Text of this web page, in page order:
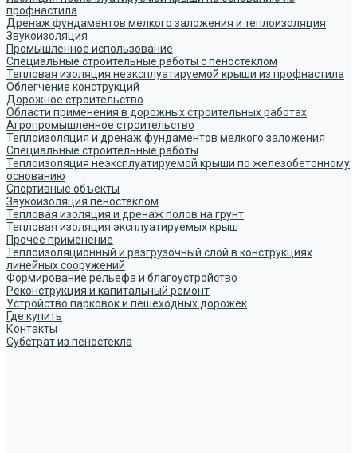
профнастила
Дренаж фундаментов мелкого заложения и теплоизоляция
Звукоизоляция
Промышленное использование
Специальные строительные работы с пеностеклом
Тепловая изоляция неэксплуатируемой крыши из профнастила
Облегчение конструкций
Дорожное строительство
Области применения в дорожных строительных работах
Агропромышленное строительство
Теплоизоляция и дренаж фундаментов мелкого заложения
Специальные строительные работы
Теплоизоляция неэксплуатируемой крыши по железобетонному
основанию
Спортивные объекты
Звукоизоляция пеностеклом
Тепловая изоляция и дренаж полов на грунт
Тепловая изоляция эксплуатируемых крыш
Прочее применение
Теплоизоляционный и разгрузочный слой в конструкциях
линейных сооружений
Формирование рельефа и благоустройство
Реконструкция и капитальный ремонт
Устройство парковок и пешеходных дорожек
Где купить
Контакты
Субстрат из пеностекла